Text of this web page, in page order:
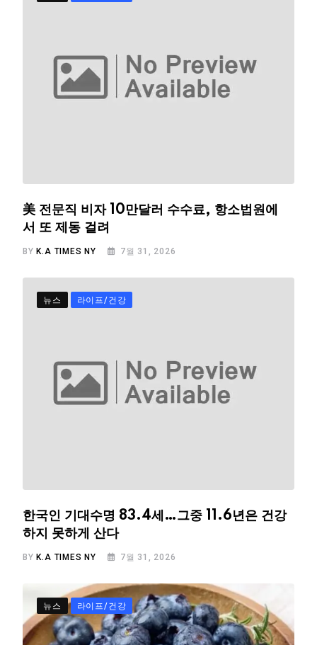
美 전문직 비자 10만달러 수수료, 항소법원에
서 또 제동 걸려
BY K.A TIMES NY 7월 31, 2026
뉴스 라이프/건강
한국인 기대수명 83.4세…그중 11.6년은 건강
하지 못하게 산다
BY K.A TIMES NY 7월 31, 2026
뉴스 라이프/건강